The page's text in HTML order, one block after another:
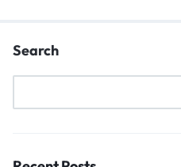
Search